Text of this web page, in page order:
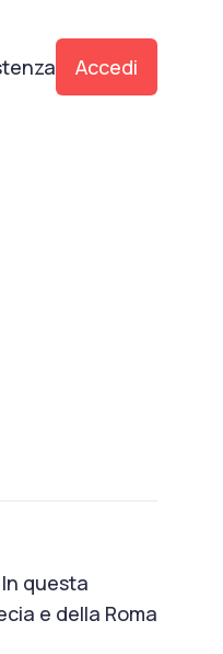
Accedi
questa
e della Roma